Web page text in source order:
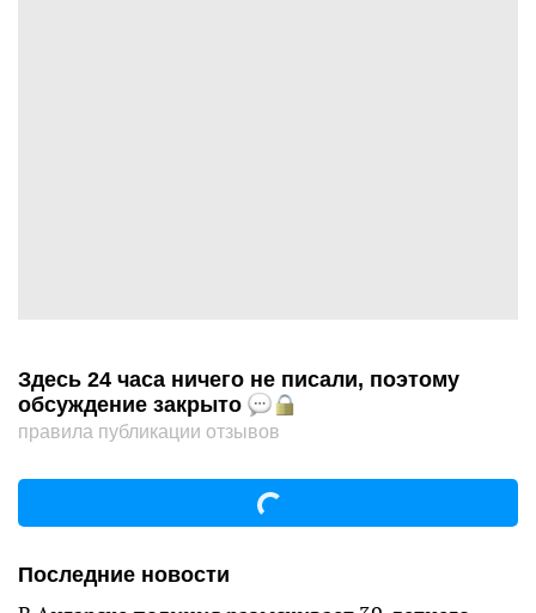
Здесь 24 часа ничего не писали, поэтому
обсуждение закрыто
правила публикации отзывов
Последние новости